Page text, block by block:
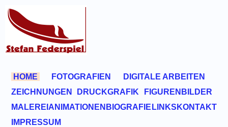
HOME FOTOGRAFIEN
DIGITALE ARBEITEN
ZEICHNUNGEN
DRUCKGRAFIK
FIGURENBILDER
MALEREI ANIMATIONEN BIOGRAFIE LINKS KONTAKT
IMPRESSUM